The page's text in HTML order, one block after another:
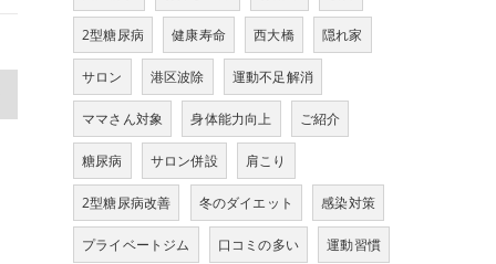
2型糖尿病 健康寿命 西大橋 隠れ家
サロン 港区波除 運動不足解消
ママさん対象 身体能力向上 ご紹介
糖尿病 サロン併設 肩こり
2型糖尿病改善 冬のダイエット 感染対策
プライベートジム 口コミの多い 運動習慣